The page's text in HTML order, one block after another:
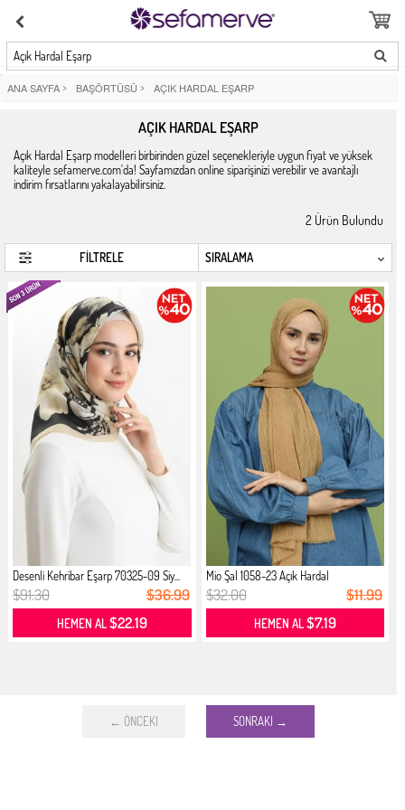
Açık Hardal Eşarp
ANA SAYFA > BAŞÖRTÜSÜ > AÇIK HARDAL EŞARP
AÇIK HARDAL EŞARP
Açık Hardal Eşarp modelleri birbirinden güzel seçenekleriyle uygun fiyat ve yüksek
kaliteyle sefamerve.com'da! Sayfamızdan online siparişinizi verebilir ve avantajlı
indirim fırsatlarını yakalayabilirsiniz.
2 Ürün Bulundu
FİLTRELE
Desenli Kehribar Eşarp 70325-09 Siy...
$91.30 $36.99
HEMEN AL$22.19
Mio Şal 1058-23 Açık Hardal
$32.00 $11.99
HEMEN AL$7.19
← ÖNCEKI SONRAKI →